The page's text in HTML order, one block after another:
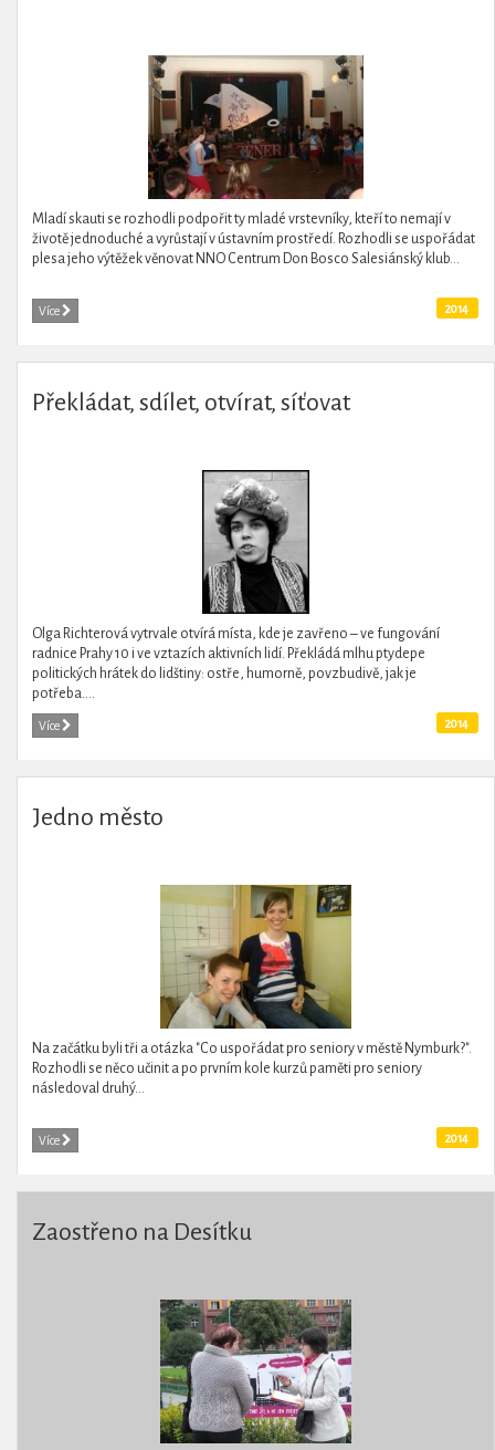
Mladí skauti se rozhodli podpořit ty mladé vrstevníky, kteří to nemají v
životě jednoduché a vyrůstají v ústavním prostředí. Rozhodli se uspořádat
plesa jeho výtěžek věnovat NNO Centrum Don Bosco Salesiánský klub...
Více 2014
Překládat, sdílet, otvírat, síťovat
Olga Richterová vytrvale otvírá místa, kde je zavřeno – ve fungování
radnice Prahy 10 i ve vztazích aktivních lidí. Překládá mlhu ptydepe
politických hrátek do lidštiny: ostře, humorně, povzbudivě, jak je
potřeba....
Více 2014
Jedno město
Na začátku byli tři a otázka "Co uspořádat pro seniory v městě Nymburk?".
Rozhodli se něco učinit a po prvním kole kurzů paměti pro seniory
následoval druhý...
Více 2014
Zaostřeno na Desítku